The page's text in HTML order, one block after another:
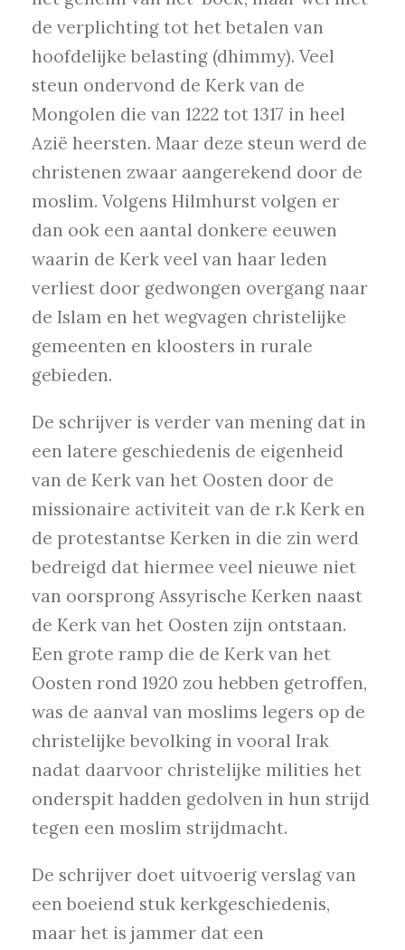
de verplichting tot het betalen van
hoofdelijke belasting (dhimmy). Veel
steun ondervond de Kerk van de
Mongolen die van 1222 tot 1317 in heel
Azië heersten. Maar deze steun werd de
christenen zwaar aangerekend door de
moslim. Volgens Hilmhurst volgen er
dan ook een aantal donkere eeuwen
waarin de Kerk veel van haar leden
verliest door gedwongen overgang naar
de Islam en het wegvagen christelijke
gemeenten en kloosters in rurale
gebieden.
De schrijver is verder van mening dat in
een latere geschiedenis de eigenheid
van de Kerk van het Oosten door de
missionaire activiteit van de r.k Kerk en
de protestantse Kerken in die zin werd
bedreigd dat hiermee veel nieuwe niet
van oorsprong Assyrische Kerken naast
de Kerk van het Oosten zijn ontstaan.
Een grote ramp die de Kerk van het
Oosten rond 1920 zou hebben getroffen,
was de aanval van moslims legers op de
christelijke bevolking in vooral Irak
nadat daarvoor christelijke milities het
onderspit hadden gedolven in hun strijd
tegen een moslim strijdmacht.
De schrijver doet uitvoerig verslag van
een boeiend stuk kerkgeschiedenis,
maar het is jammer dat een